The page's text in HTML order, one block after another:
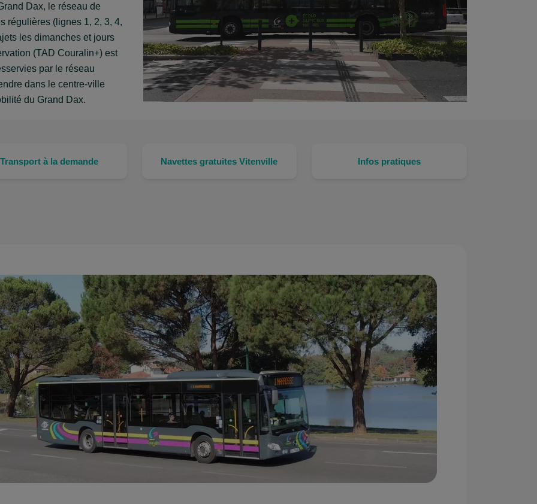
Dax, le réseau de
régulières (lignes 1, 2, 3, 4,
les dimanches et jours
(TAD Couralin+) est
par le réseau
dans le centre-ville
du Grand Dax.
Transport à la demande Navettes gratuites Vitenville Infos pratiques